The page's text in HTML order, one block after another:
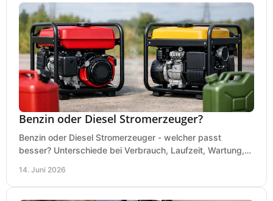
Benzin oder Diesel Stromerzeuger?
Benzin oder Diesel Stromerzeuger - welcher passt
besser? Unterschiede bei Verbrauch, Laufzeit, Wartung,
14. Juni 2026